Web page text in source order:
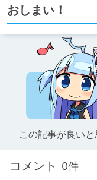
おしまい！
この記事が良い
コメント 0件